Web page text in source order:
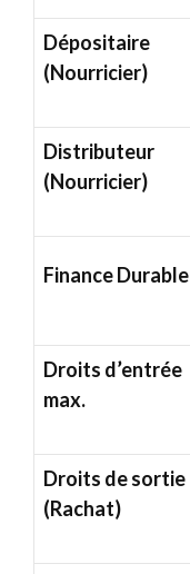
Dépositaire
(Nourricier)
Distributeur
(Nourricier)
Finance Durable
Droits d’entrée
max.
Droits de sortie
(Rachat)